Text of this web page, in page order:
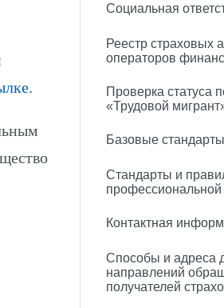
.
Социальная
Реестр страховых
операторов
Проверка статуса
«Трудовой
Базовые стандарты
Стандарты и
профессиональной
Контактная
Способы и адреса
направлений
получателей